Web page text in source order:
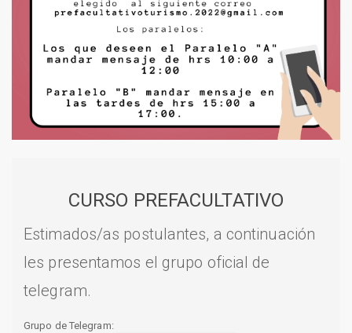
CURSO PREFACULTATIVO
Estimados/as postulantes, a continuación
les presentamos el grupo oficial de
telegram.
Grupo de Telegram: